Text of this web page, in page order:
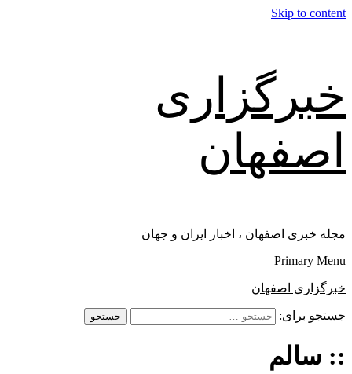
Skip to content
خبرگزاری
اصفهان
مجله خبری اصفهان ، اخبار ایران و جهان
Primary Menu
خبرگزاری اصفهان
جستجو برای:
:: سالم